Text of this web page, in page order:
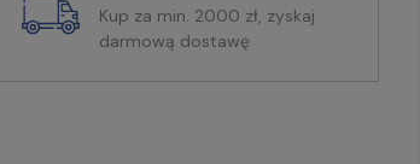
Kup za min. 2000 zł, zyskaj
darmową dostawę